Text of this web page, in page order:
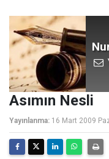
Asımın Nesli
Yayınlanma: 16 Mart 2009